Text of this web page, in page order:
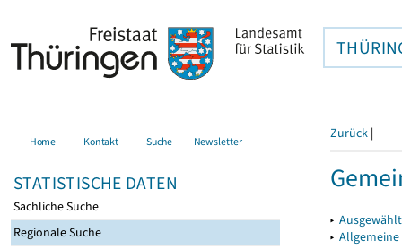
Home Kontakt Suche Newsletter
STATISTISCHE DATEN
Sachliche Suche
Regionale Suche
Zurück |
▸
▸